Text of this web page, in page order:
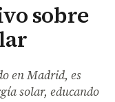
sobre
en Madrid, es
solar, educando